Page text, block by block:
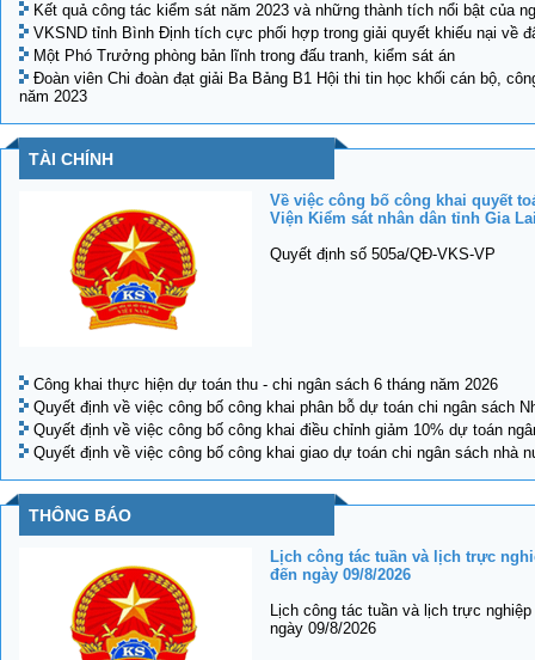
Kết quả công tác kiểm sát năm 2023 và những thành tích nổi bật của
VKSND tỉnh Bình Định tích cực phối hợp trong giải quyết khiếu nại về
Một Phó Trưởng phòng bản lĩnh trong đấu tranh, kiểm sát án
Đoàn viên Chi đoàn đạt giải Ba Bảng B1 Hội thi tin học khối cán bộ,
năm 2023
TÀI CHÍNH
Về việc công bố công khai quyết
Viện Kiểm sát nhân dân tỉnh Gia
Quyết định số 505a/QĐ-VKS-VP
Công khai thực hiện dự toán thu - chi ngân sách 6 tháng năm 2026
Quyết định về việc công bố công khai phân bỗ dự toán chi ngân sách
Quyết định về việc công bố công khai điều chỉnh giảm 10% dự toán
Quyết định về việc công bố công khai giao dự toán chi ngân sách nhà
THÔNG BÁO
Lịch công tác tuần và lịch trực
đến ngày 09/8/2026
Lịch công tác tuần và lịch trực
ngày 09/8/2026